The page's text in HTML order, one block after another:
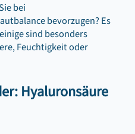
bei
bevorzugen? Es
sind besonders
Feuchtigkeit oder
Hyaluronsäure